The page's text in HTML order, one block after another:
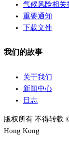
气候风险相关
重要通知
下载文件
我们的故事
关于我们
新闻中心
日志
版权所有 不得转载
Hong Kong